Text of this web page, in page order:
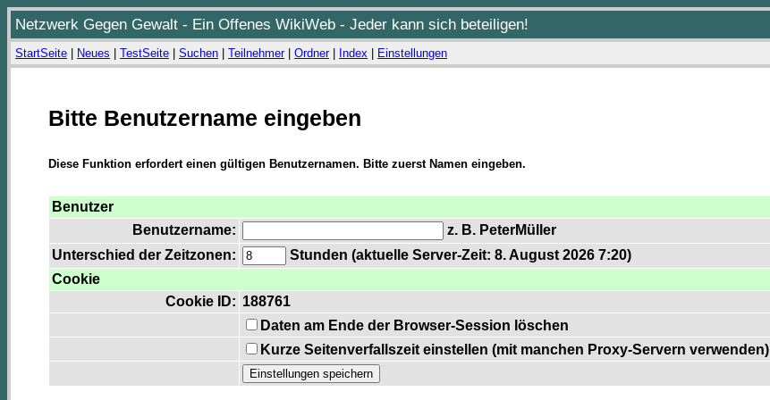
Netzwerk Gegen Gewalt - Ein Offenes WikiWeb - Jeder kann sich beteiligen!
StartSeite Neues TestSeite Suchen Teilnehmer| Ordner| Index Einstellungen
Bitte Benutzername eingeben
Diese Funktion erfordert einen gültigen Benutzernamen. Bitte zuerst Namen eingeben.
Benutzer
Benutzername:
z. B. PeterMüller
Unterschied der Zeitzonen:
Stunden (aktuelle Server-Zeit: 8. August 2026 7:20)
Cookie
Cookie ID: 188761
Daten am Ende der Browser-Session löschen
Kurze Seitenverfallszeit einstellen (mit manchen Proxy-Servern verwenden)